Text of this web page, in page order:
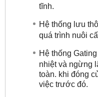
tĩnh.
Hệ thống lưu
quá trình nuôi
Hệ thống
nhiệt và ngừng
toàn. khi đóng
việc trước đó.